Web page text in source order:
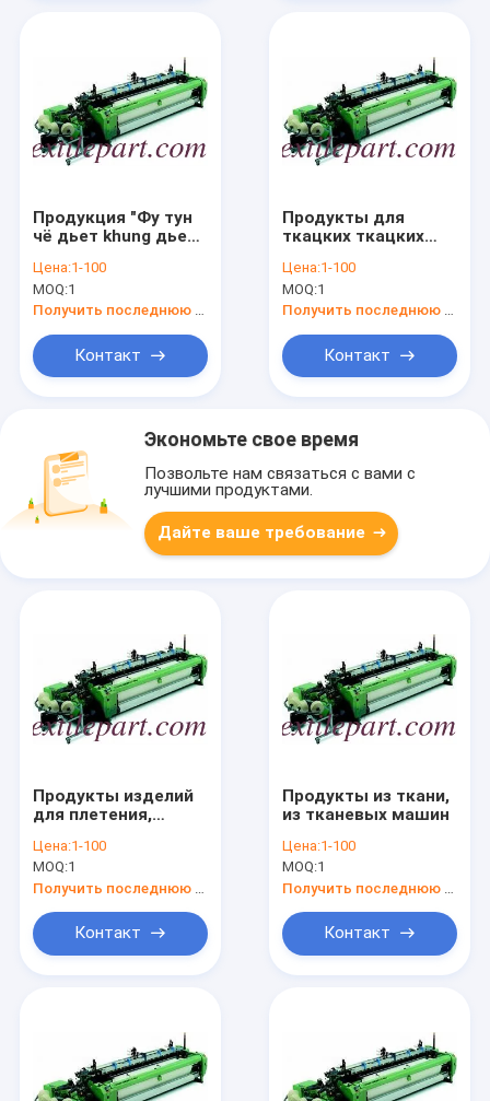
Продукция "Фу тун
чё дьет khung дьет,
Цена:1-100
MOQ:1
Получить последнюю цену
Контакт
Продукты для
ткацких ткацких
текстильных машин
Цена:1-100
MOQ:1
Получить последнюю цену
Контакт
Экономьте свое время
Позвольте нам связаться с вами с
лучшими продуктами.
Дайте ваше требование
Продукты изделий
для плетения,
плетения, изделий
для машин
текстиля
Цена:1-100
MOQ:1
Контакт
Продукты из ткани,
из тканевых машин
Цена:1-100
MOQ:1
Контакт